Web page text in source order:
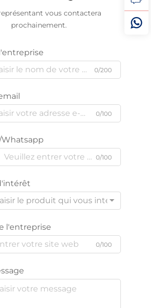
vous contactera
prochainement.
0/200
0/100
0/100
le produit qui vous intéresse
l'entreprise
0/100